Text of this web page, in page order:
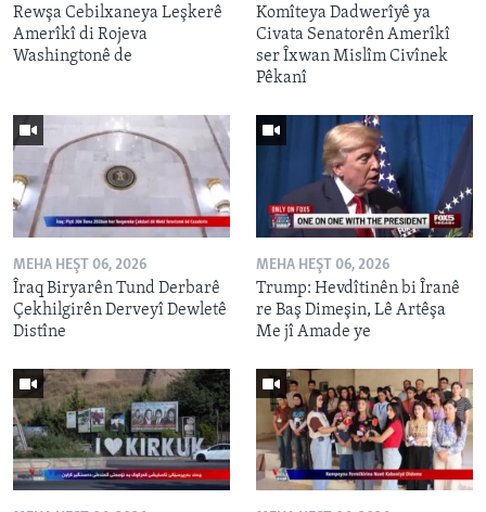
Rewşa Cebilxaneya Leşkerê
Amerîkî di Rojeva
Washingtonê de
Komîteya Dadwerîyê ya
Civata Senatorên Amerîkî
ser Îxwan Mislîm Civînek
Pêkanî
MEHA HEŞT 06, 2026
Îraq Biryarên Tund Derbarê
Çekhilgirên Derveyî Dewletê
Distîne
MEHA HEŞT 06, 2026
Trump: Hevdîtinên bi Îranê
re Baş Dimeşin, Lê Artêşa
Me jî Amade ye